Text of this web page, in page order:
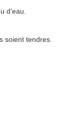
d’eau.
soient tendres.